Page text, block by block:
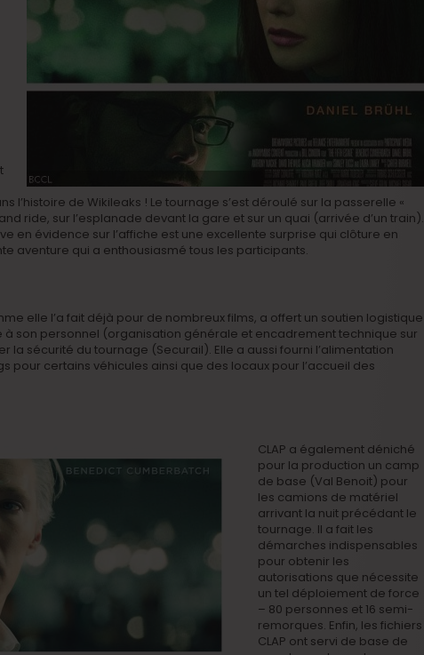
l’histoire de Wikileaks ! Le tournage s’est déroulé sur la passerelle «
ride, sur l’esplanade devant la gare et sur un quai (arrivée d’un train).
en évidence sur l’affiche est une excellente surprise qui clôture en
aventure qui a enthousiasmé tous les participants.
elle l’a fait déjà pour de nombreux films, a offert un soutien logistique
son personnel (organisation générale et encadrement technique sur
la sécurité du tournage (Securail). Elle a aussi fourni l’alimentation
pour certains véhicules ainsi que des locaux pour l’accueil des
CLAP a également déniché
pour la production un camp
de base (Val Benoit) pour
les camions de matériel
arrivant la nuit précédant le
tournage. Il a fait les
démarches indispensables
pour obtenir les
autorisations que nécessite
un tel déploiement de force
– 80 personnes et 16 semi-
remorques. Enfin, les fichiers
CLAP ont servi de base de